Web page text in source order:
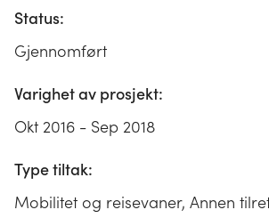
Status:
Gjennomført
Varighet av prosjekt:
Okt 2016 - Sep 2018
Type tiltak:
Mobilitet og reisevaner, Annen